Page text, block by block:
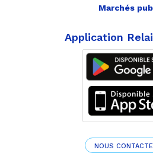
Marchés
Application
NOUS